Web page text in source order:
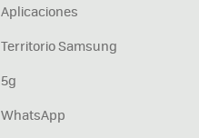
Aplicaciones
Territorio Samsung
5g
WhatsApp